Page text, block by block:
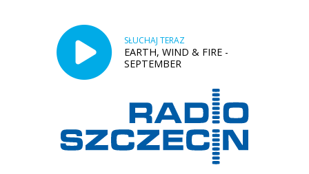
SŁUCHAJ TERAZ
EARTH, WIND & FIRE -
SEPTEMBER